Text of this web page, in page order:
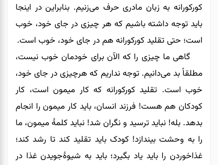
کورکورانه به زبان مادری حرف می‌زنیم. بنابراین در اینجا
باید توجه داشته باشیم که هر چیزی در جای خود، خوب
است؛ حتی تقلید کورکورانه هم در جای خود، خوب است.
گاهی ما چیزی را که الآن برای خودمان خوب نیست،
مطلقاً بد می‌دانیم. توجه نداریم که هرچیزی در جای خود،
خوب است. تقلید کورکورانه که کار میمون است، کار
کودکان هم هست! فرزند انسان، باید کار میمون را انجام
بدهد. بله! نباید ترسید و نگران شد! نباید کلمۀ میمون، ما
را به وحشت بیندازد! کودک باید تقلید کند تا رشد کند؛
غذاخوردن را باید یاد بگیرد؛ باید به شیوۀجویدن غذا در